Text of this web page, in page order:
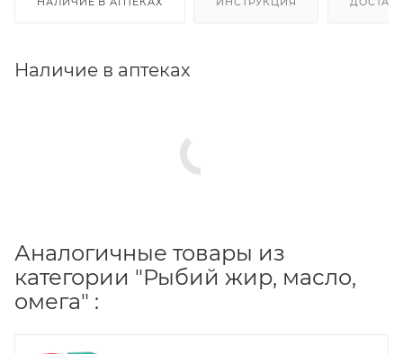
Наличие в аптеках
Аналогичные товары из
категории "Рыбий жир, масло,
омега" :